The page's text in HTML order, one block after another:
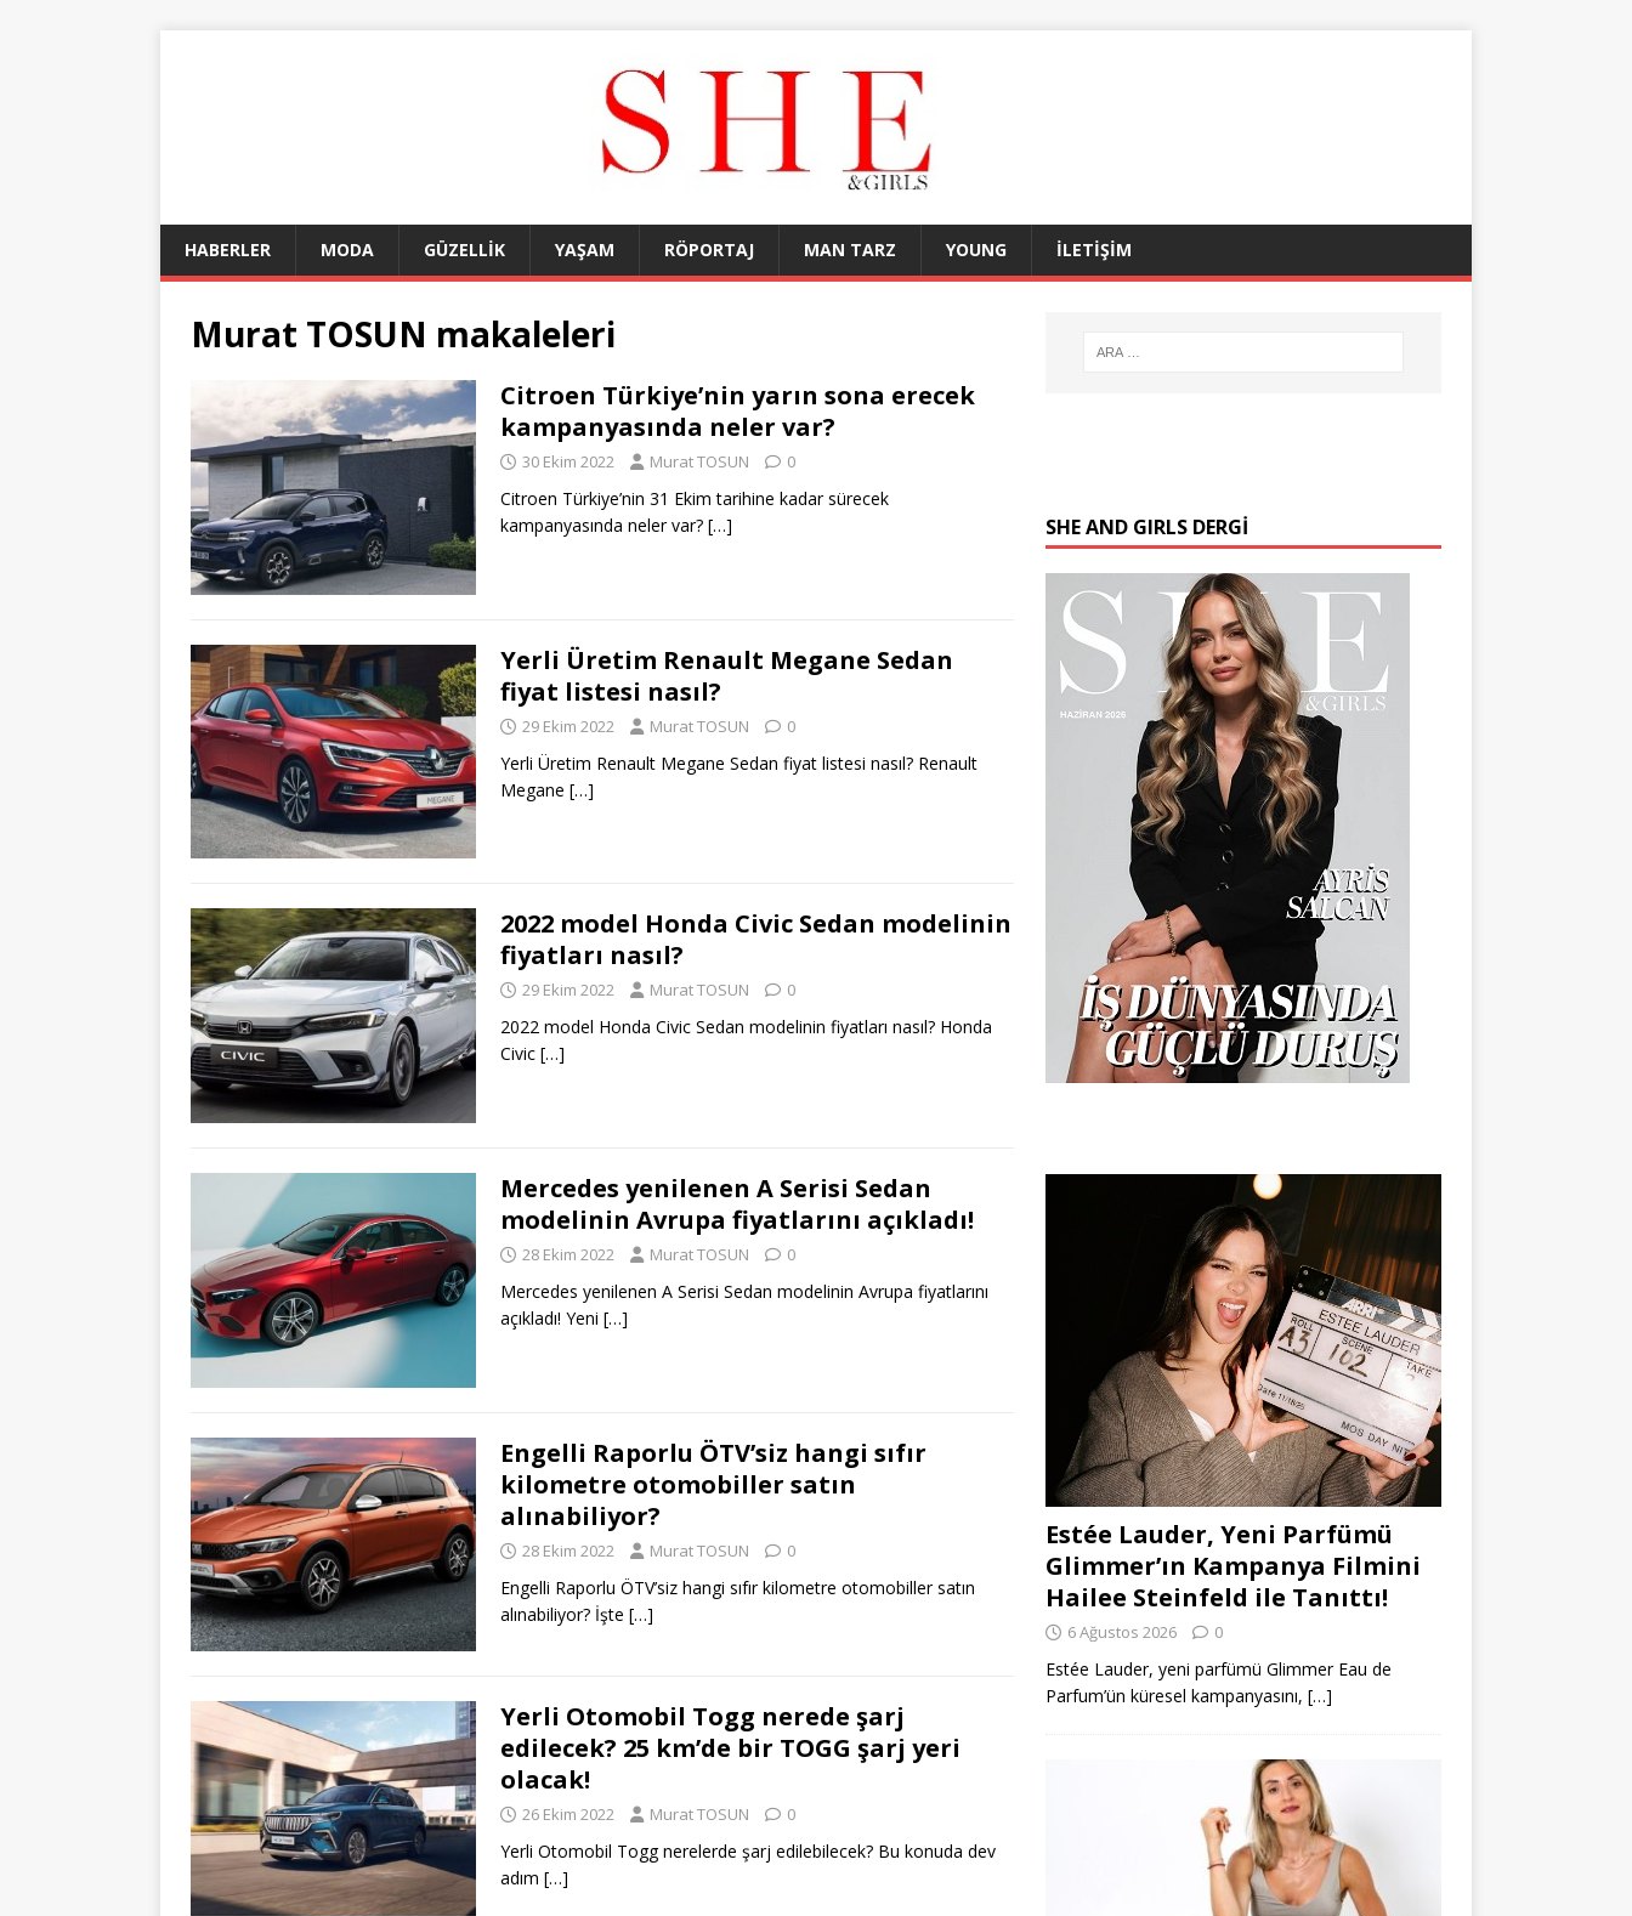
HABERLER MODA GÜZELLİK YAŞAM RÖPORTAJ MAN TARZ YOUNG İLETİŞİM
Murat TOSUN makaleleri
Citroen Türkiye’nin yarın sona erecek
kampanyasında neler var?
30 Ekim 2022 Murat TOSUN 0
Citroen Türkiye’nin 31 Ekim tarihine kadar sürecek
kampanyasında neler var? […]
Yerli Üretim Renault Megane Sedan
fiyat listesi nasıl?
29 Ekim 2022 Murat TOSUN 0
Yerli Üretim Renault Megane Sedan fiyat listesi nasıl? Renault
Megane […]
2022 model Honda Civic Sedan modelinin
fiyatları nasıl?
29 Ekim 2022 Murat TOSUN 0
2022 model Honda Civic Sedan modelinin fiyatları nasıl? Honda
Civic […]
Mercedes yenilenen A Serisi Sedan
modelinin Avrupa fiyatlarını açıkladı!
28 Ekim 2022 Murat TOSUN 0
Mercedes yenilenen A Serisi Sedan modelinin Avrupa fiyatlarını
açıkladı! Yeni […]
Engelli Raporlu ÖTV’siz hangi sıfır
kilometre otomobiller satın
alınabiliyor?
28 Ekim 2022 Murat TOSUN 0
Engelli Raporlu ÖTV’siz hangi sıfır kilometre otomobiller satın
alınabiliyor? İşte […]
Yerli Otomobil Togg nerede şarj
edilecek? 25 km’de bir TOGG şarj yeri
olacak!
26 Ekim 2022 Murat TOSUN 0
Yerli Otomobil Togg nerelerde şarj edilebilecek? Bu konuda dev
adım […]
SHE AND GIRLS DERGİ
Estée Lauder, Yeni Parfümü
Glimmer’ın Kampanya Filmini
Hailee Steinfeld ile Tanıttı!
6 Ağustos 2026 0
Estée Lauder, yeni parfümü Glimmer Eau de
Parfum’ün küresel kampanyasını, […]